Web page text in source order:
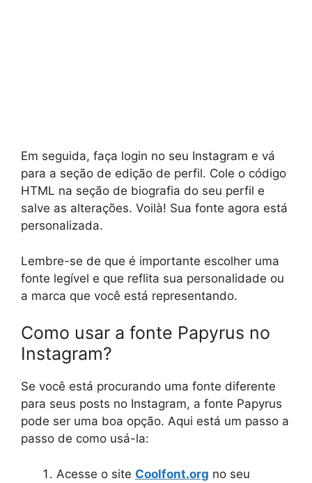
Em seguida, faça login no seu Instagram e vá
para a seção de edição de perfil. Cole o código
HTML na seção de biografia do seu perfil e
salve as alterações. Voilà! Sua fonte agora está
personalizada.
Lembre-se de que é importante escolher uma
fonte legível e que reflita sua personalidade ou
a marca que você está representando.
Como usar a fonte Papyrus no
Instagram?
Se você está procurando uma fonte diferente
para seus posts no Instagram, a fonte Papyrus
pode ser uma boa opção. Aqui está um passo a
passo de como usá-la:
Acesse o site Coolfont.org no seu